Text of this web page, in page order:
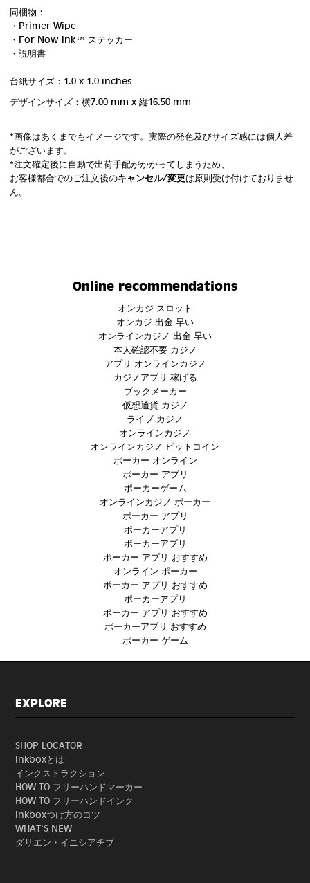
同梱物：
・Primer Wipe
・For Now Ink ™ ステッカー
・説明書
台紙サイズ：1.0 x 1.0 inches
デザインサイズ：横7.00 mm x 縦16.50 mm
*画像はあくまでもイメージです。実際の発色及びサイズ感には個人差
がございます。
*注文確定後に自動で出荷手配がかかってしまうため、
お客様都合でのご注文後のキャンセル/変更は原則受け付けておりませ
ん。
Online recommendations
オンカジ スロット
オンカジ 出金 早い
オンラインカジノ 出金 早い
本人確認不要 カジノ
アプリ オンラインカジノ
カジノアプリ 稼げる
ブックメーカー
仮想通貨 カジノ
ライブ カジノ
オンラインカジノ
オンラインカジノ ビットコイン
ポーカー オンライン
ポーカー アプリ
ポーカーゲーム
オンラインカジノ ポーカー
ポーカー アプリ
ポーカーアプリ
ポーカーアプリ
ポーカー アプリ おすすめ
オンライン ポーカー
ポーカー アプリ おすすめ
ポーカーアプリ
ポーカー アプリ おすすめ
ポーカーアプリ おすすめ
ポーカー ゲーム
EXPLORE
SHOP LOCATOR
Inkboxとは
インクストラクション
HOW TO フリーハンドマーカー
HOW TO フリーハンドインク
Inkboxつけ方のコツ
WHAT'S NEW
ダリエン・イニシアチブ